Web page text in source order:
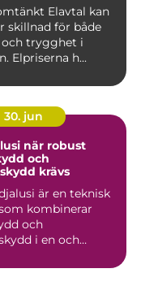
Elavtal kan
skillnad för både
och trygghet i
Elpriserna h...
30. jun
och
krävs
är en teknisk
kombinerar
och
i en och